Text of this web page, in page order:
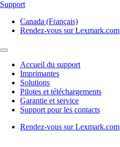
Support
Canada (Français)
Rendez-vous sur Lexmark.com
Accueil du support
Imprimantes
Solutions
Pilotes et téléchargements
Garantie et service
Support pour les contacts
Rendez-vous sur Lexmark.com